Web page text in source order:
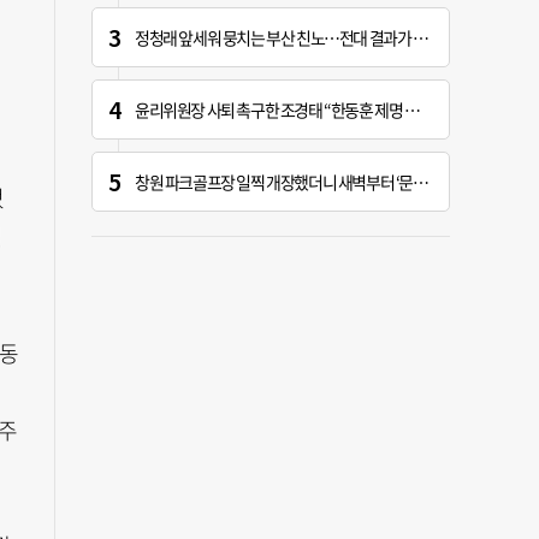
정청래 앞세워 뭉치는 부산 친노…전대 결과가 부산 민주 세력 판도 바꾼다
윤리위원장 사퇴 촉구한 조경태 “한동훈 제명 철회해야”
창원 파크골프장 일찍 개장했더니 새벽부터 ‘문전성시’